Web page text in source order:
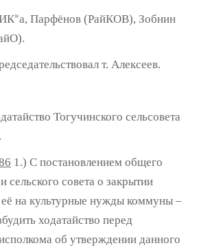
»а, Парфёнов (РайКОВ), Зобнин
т. Алексеев.
Тогучинского сельсовета
1.) С постановлением общего
сельского совета о закрытии
её на культурные нужды коммуны –
ходатайство перед
об утверждении данного